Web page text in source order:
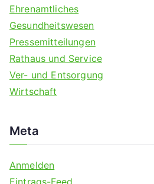
Ehrenamtliches
Gesundheitswesen
Pressemitteilungen
Rathaus und Service
Ver- und Entsorgung
Wirtschaft
Meta
Anmelden
Eintrags-Feed